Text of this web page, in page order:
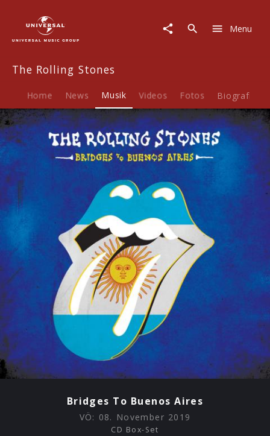
Buenos
Aires
Menu
The Rolling Stones
Home News Musik Videos Fotos Biografie
Bridges To Buenos Aires
VÖ: 08. November 2019
CD Box-Set